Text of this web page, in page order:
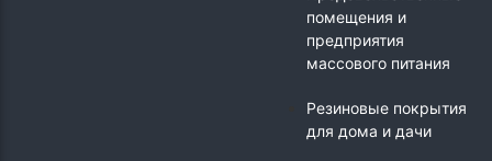
помещения и
предприятия
массового питания
Резиновые покрытия
для дома и дачи